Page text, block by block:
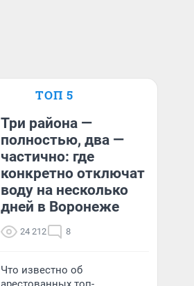
ТОП 5
Три района —
полностью, два —
частично: где
конкретно отключат
воду на несколько
дней в Воронеже
24 212 8
Что известно об